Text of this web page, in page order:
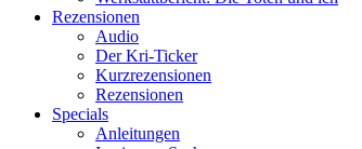
Rezensionen
Audio
Der Kri-Ticker
Kurzrezensionen
Rezensionen
Specials
Anleitungen